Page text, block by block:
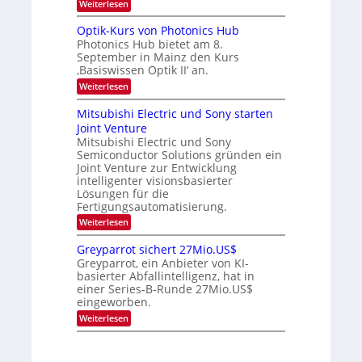
c
h
s
u
m
i
m
e
s
t
e
n
H
a
l
b
j
a
h
a
e
u
s
-
S
e
m
i
a
r
Weiterlesen:
K
-
E
i
n
s
a
t
z
n
i
m
m
t
i
n
d
e
r
D
A
C
H
-
I
n
d
u
Optik-Kurs von Photonics Hub
Photonics Hub bietet am 8.
September in Mainz den Kurs
‚Basiswissen Optik II‘ an.
Weiterlesen:
O
p
t
i
k
-
K
u
r
s
v
o
n
P
h
o
t
o
n
i
c
s
Mitsubishi Electric und Sony starten
Joint Venture
Mitsubishi Electric und Sony
Semiconductor Solutions gründen ein
Joint Venture zur Entwicklung
intelligenter visionsbasierter
Lösungen für die
Fertigungsautomatisierung.
Weiterlesen:
M
t
s
u
b
i
s
h
i
Greyparrot sichert 27Mio.US$
Greyparrot, ein Anbieter von KI-
basierter Abfallintelligenz, hat in
einer Series-B-Runde 27Mio.US$
eingeworben.
Weiterlesen:
G